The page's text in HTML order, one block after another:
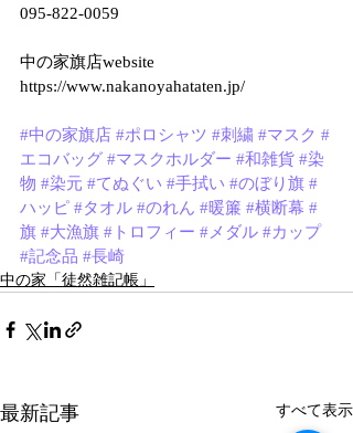
095-822-0059
中の家旗店website
https://www.nakanoyahataten.jp/
#中の家旗店 #ポロシャツ #刺繍 #マスク #
エコバッグ #マスクホルダー #和雑貨 #染
物 #染元 #てぬぐい #手拭い #のぼり旗 #
ハッピ #タオル #のれん #暖簾 #横断幕 #
旗 #大漁旗 #トロフィー #メダル #カップ
#記念品 #長崎
中の家「徒然雑記帳」
最新記事 すべて表示